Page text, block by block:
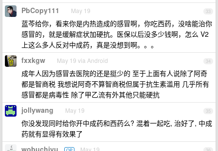
33
PbCopy111 May 19
蓝芩给你，看来你是内热造成的感冒啊，你吃西药，没啥能治你
感冒的，就是缓解症状加硬抗。医保以后没多少钱啊，怎么 V2
上这么多人反对中成药，真是没想到啊。。。
34
fxxkgw May 19 via Android
成年人因为感冒去医院的还是挺少的 至于上面有人说除了阿奇
都是智商税 我想说阿奇不算智商税但属于抗生素滥用 几乎所有
感冒都是病毒性 除了甲乙流有外其他只能硬抗
35
jollywang May 19
你没发现同时给你开中成药和西药么? 混着一起吃, 治好了, 中成
药就有显得有效果了
wobuchiyu May 19